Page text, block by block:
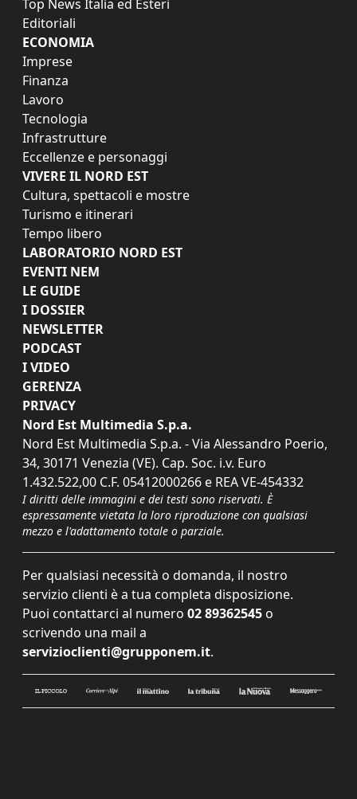
Top News Italia ed Esteri
Editoriali
ECONOMIA
Imprese
Finanza
Lavoro
Tecnologia
Infrastrutture
Eccellenze e personaggi
VIVERE IL NORD EST
Cultura, spettacoli e mostre
Turismo e itinerari
Tempo libero
LABORATORIO NORD EST
EVENTI NEM
LE GUIDE
I DOSSIER
NEWSLETTER
PODCAST
I VIDEO
GERENZA
PRIVACY
Nord Est Multimedia S.p.a.
Nord Est Multimedia S.p.a. - Via Alessandro Poerio,
34, 30171 Venezia (VE). Cap. Soc. i.v. Euro
1.432.522,00 C.F. 05412000266 e REA VE-454332
I diritti delle immagini e dei testi sono riservati. È
espressamente vietata la loro riproduzione con qualsiasi
mezzo e l'adattamento totale o parziale.
Per qualsiasi necessità o domanda, il nostro
servizio clienti è a tua completa disposizione.
Puoi contattarci al numero 02 89362545 o
scrivendo una mail a
servizioclienti@grupponem.it.